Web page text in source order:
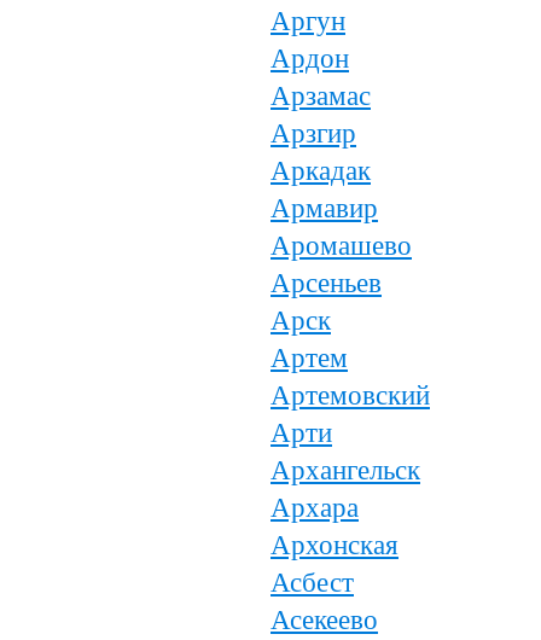
Аргун
Ардон
Арзамас
Арзгир
Аркадак
Армавир
Аромашево
Арсеньев
Арск
Артем
Артемовский
Арти
Архангельск
Архара
Архонская
Асбест
Асекеево